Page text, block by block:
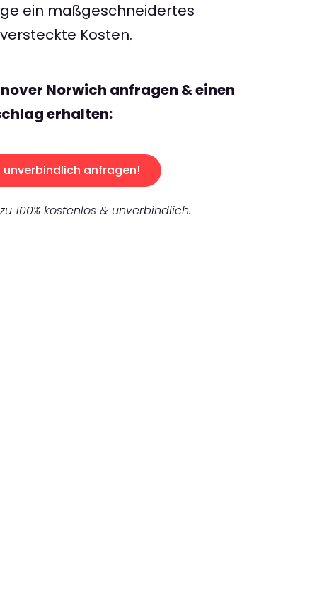
ein maßgeschneidertes
Kosten.
Norwich anfragen & einen
erhalten:
unverbindlich anfragen!
100% kostenlos & unverbindlich.